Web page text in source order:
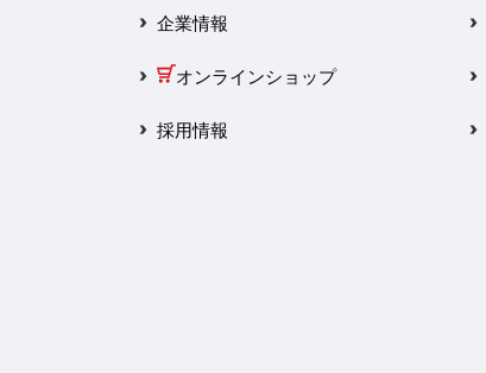
2024年12月
2024年11月
2024年10月
企業情報
オンラインショップ
採用情報